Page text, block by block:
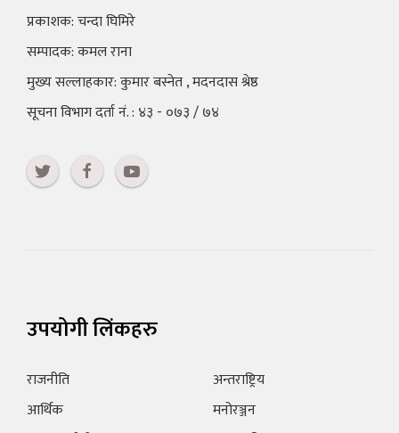
प्रकाशक: चन्दा घिमिरे
सम्पादक: कमल राना
मुख्य सल्लाहकार: कुमार बस्नेत , मदनदास श्रेष्ठ
सूचना विभाग दर्ता नं. : ४३ - ०७३ / ७४
उपयोगी लिंकहरु
राजनीति
आर्थिक
अन्तराष्ट्रिय
मनोरञ्जन